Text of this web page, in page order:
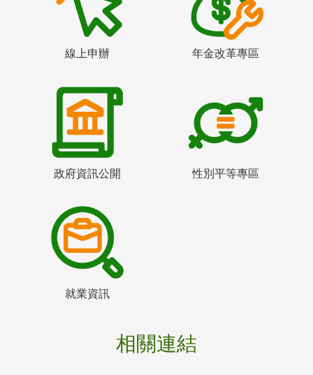
線上申辦 年金改革專區
政府資訊公開 性別平等專區
就業資訊
相關連結